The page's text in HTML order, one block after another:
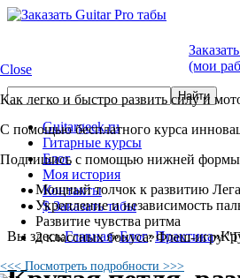
(мои
Guitargeek.ru
Гитарные курсы
Блог
Моя история
Контакты
$ Заказать табы
Вы здесь:Главная»Блог»Практика»
Close
Как легко и быстро развить силу и
С помощью бесплатного курса
Подпишись с помощью нижней формы
Мощный толчок к развитию
Укрепление и независимость
Развитие чувства ритма
2 классных бонуса: Флеш-игру
<<< Посмотреть подробности >>>